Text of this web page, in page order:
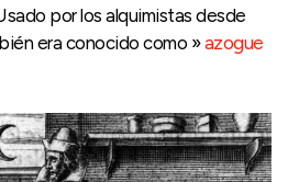
por los alquimistas desde
era conocido como »azogue